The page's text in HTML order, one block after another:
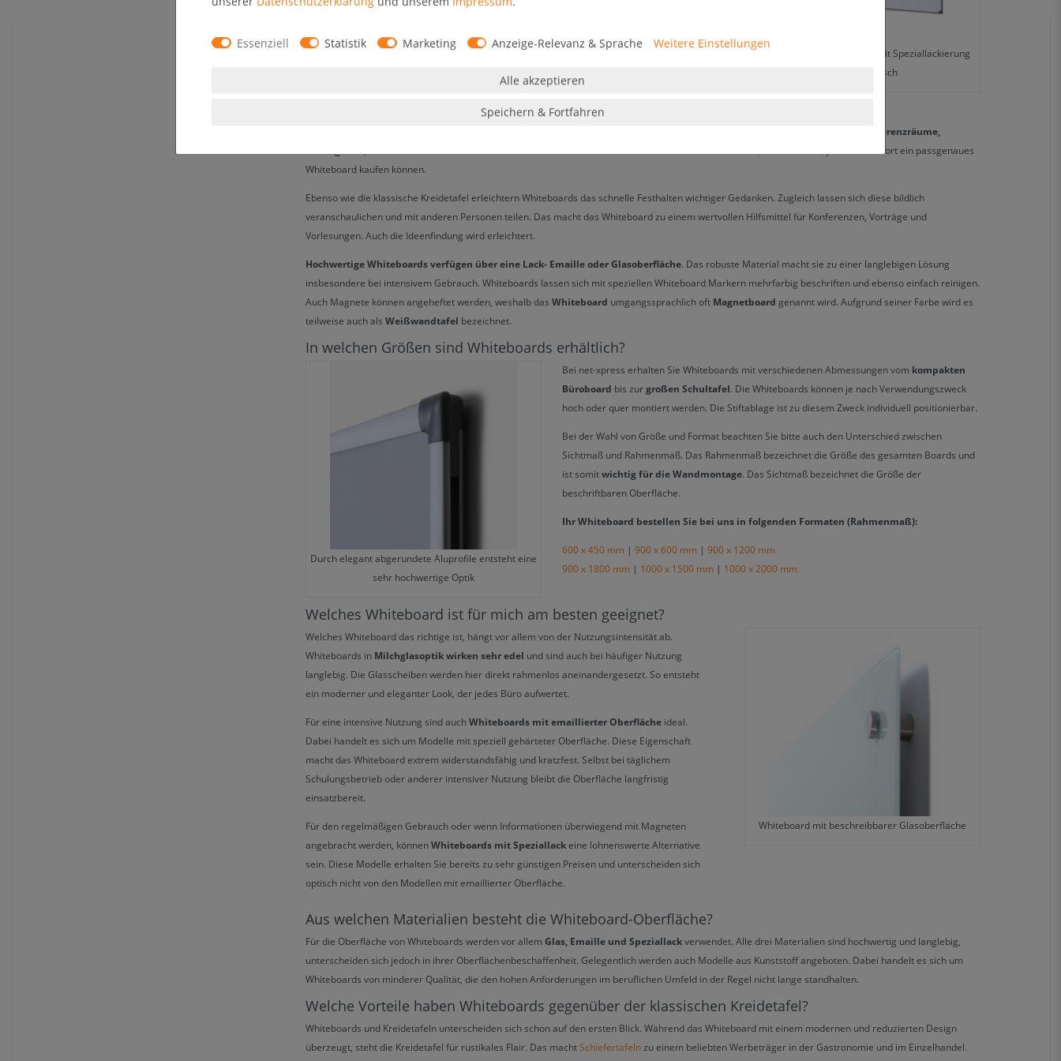
Whiteboard 1000x1500mm mit Speziallackierung
und magnetisch
Anwendungsbereichen und bestellen Sie Ihr Whiteboard günstig online.
Sie haben Fragen zu unseren Whiteboards? Dann rufen Sie uns an unter 02296 / 8009 521
schriftlich an unseren Support
. Gern beraten wir Sie persönlich zu
frontale Präsentationstafel für Büros, Konferenzräume,
. Whiteboards sind in vielen Größen und Formaten erhältlich, sodass Sie für jeden Einsatzort ein passgenaues
Whiteboard kaufen können.
Ebenso wie die klassische Kreidetafel erleichtern Whiteboards das schnelle Festhalten wichtiger Gedanken. Zugleich lassen sich diese bildlich
veranschaulichen und mit anderen Personen teilen. Das macht das Whiteboard zu einem wertvollen Hilfsmittel für Konferenzen, Vorträge und
Vorlesungen. Auch die Ideenfindung wird erleichtert.
Hochwertige Whiteboards verfügen über eine Lack- Emaille oder Glasoberfläche. Das robuste Material macht sie zu einer langlebigen Lösung
insbesondere bei intensivem Gebrauch. Whiteboards lassen sich mit speziellen Whiteboard Markern mehrfarbig beschriften und ebenso einfach reinigen.
Auch Magnete können angeheftet werden, weshalb das Whiteboard umgangssprachlich oft Magnetboard genannt wird. Aufgrund seiner Farbe wird es
teilweise auch als Weißwandtafel bezeichnet.
In welchen Größen sind Whiteboards erhältlich?
Durch elegant abgerundete Aluprofile entsteht eine
sehr hochwertige Optik
Bei net-xpress erhalten Sie Whiteboards mit verschiedenen Abmessungen vom kompakten
Büroboard bis zurgroßen Schultafel. Die Whiteboards können je nach Verwendungszweck
hoch oder quer montiert werden. Die Stiftablage ist zu diesem Zweck individuell positionierbar.
Bei der Wahl von Größe und Format beachten Sie bitte auch den Unterschied zwischen
Sichtmaß und Rahmenmaß. Das Rahmenmaß bezeichnet die Größe des gesamten Boards und
ist somitwichtig für die Wandmontage. Das Sichtmaß bezeichnet die Größe der
beschriftbaren Oberfläche.
Ihr Whiteboard bestellen Sie bei uns in folgenden Formaten (Rahmenmaß):
600 x 450 mm | 900 x 600 mm | 900 x 1200 mm
900 x 1800 mm | 1000 x 1500 mm | 1000 x 2000 mm
Welches Whiteboard ist für mich am besten geeignet?
Whiteboard mit beschreibbarer Glasoberfläche
Welches Whiteboard das richtige ist, hängt vor allem von der Nutzungsintensität ab.
Whiteboards in Milchglasoptik wirken sehr edel und sind auch bei häufiger Nutzung
langlebig. Die Glasscheiben werden hier direkt rahmenlos aneinandergesetzt. So entsteht
ein moderner und eleganter Look, der jedes Büro aufwertet.
Für eine intensive Nutzung sind auchWhiteboards mit emaillierter Oberfläche ideal.
Dabei handelt es sich um Modelle mit speziell gehärteter Oberfläche. Diese Eigenschaft
macht das Whiteboard extrem widerstandsfähig und kratzfest. Selbst bei täglichem
Schulungsbetrieb oder anderer intensiver Nutzung bleibt die Oberfläche langfristig
einsatzbereit.
Für den regelmäßigen Gebrauch oder wenn Informationen überwiegend mit Magneten
angebracht werden, könnenWhiteboards mit Speziallack eine lohnenswerte Alternative
sein. Diese Modelle erhalten Sie bereits zu sehr günstigen Preisen und unterscheiden sich
optisch nicht von den Modellen mit emaillierter Oberfläche.
Aus welchen Materialien besteht die Whiteboard-Oberfläche?
Für die Oberfläche von Whiteboards werden vor allem Glas, Emaille und Speziallackverwendet. Alle drei Materialien sind hochwertig und langlebig,
unterscheiden sich jedoch in ihrer Oberflächenbeschaffenheit. Gelegentlich werden auch Modelle aus Kunststoff angeboten. Dabei handelt es sich um
Whiteboards von minderer Qualität, die den hohen Anforderungen im beruflichen Umfeld in der Regel nicht lange standhalten.
Welche Vorteile haben Whiteboards gegenüber der klassischen Kreidetafel?
Whiteboards und Kreidetafeln unterscheiden sich schon auf den ersten Blick. Während das Whiteboard mit einem modernen und reduzierten Design
überzeugt, steht die Kreidetafel für rustikales Flair. Das machtSchiefertafelnzu einem beliebten Werbeträger in der Gastronomie und im Einzelhandel.
Essenziell Statistik Marketing Anzeige-Relevanz & Sprache Weitere Einstellungen
Alle akzeptieren
Speichern & Fortfahren